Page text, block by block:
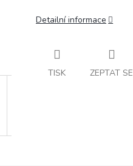
Detailní informace
TISK ZEPTAT SE